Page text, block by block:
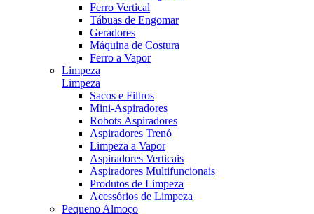
Ferro Vertical
Tábuas de Engomar
Geradores
Máquina de Costura
Ferro a Vapor
Limpeza
Limpeza
Sacos e Filtros
Mini-Aspiradores
Robots Aspiradores
Aspiradores Trenó
Limpeza a Vapor
Aspiradores Verticais
Aspiradores Multifuncionais
Produtos de Limpeza
Acessórios de Limpeza
Pequeno Almoço